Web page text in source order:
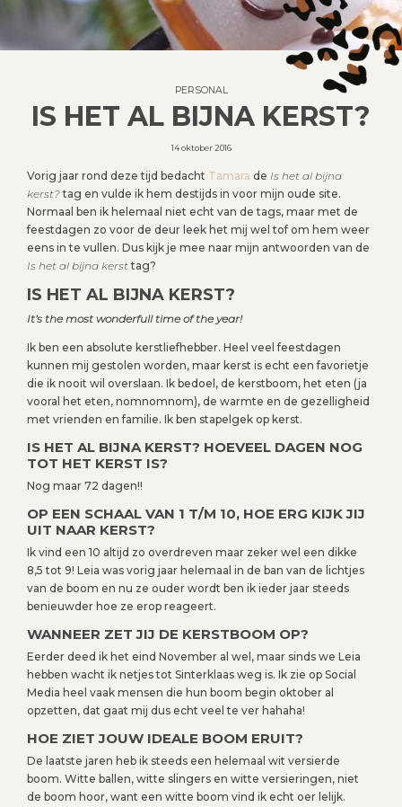
PERSONAL
IS HET AL BIJNA KERST?
14 oktober 2016
Vorig jaar rond deze tijd bedacht Tamara de Is het al bijna
kerst?tag en vulde ik hem destijds in voor mijn oude site.
Normaal ben ik helemaal niet echt van de tags, maar met de
feestdagen zo voor de deur leek het mij wel tof om hem weer
eens in te vullen. Dus kijk je mee naar mijn antwoorden van de
Is het al bijna kersttag?
IS HET AL BIJNA KERST?
It’s the most wonderfull time of the year!
Ik ben een absolute kerstliefhebber. Heel veel feestdagen
kunnen mij gestolen worden, maar kerst is echt een favorietje
die ik nooit wil overslaan. Ik bedoel, de kerstboom, het eten (ja
vooral het eten, nomnomnom), de warmte en de gezelligheid
met vrienden en familie. Ik ben stapelgek op kerst.
IS HET AL BIJNA KERST? HOEVEEL DAGEN NOG
TOT HET KERST IS?
Nog maar 72 dagen!!
OP EEN SCHAAL VAN 1 T/M 10, HOE ERG KIJK JIJ
UIT NAAR KERST?
Ik vind een 10 altijd zo overdreven maar zeker wel een dikke
8,5 tot 9! Leia was vorig jaar helemaal in de ban van de lichtjes
van de boom en nu ze ouder wordt ben ik ieder jaar steeds
benieuwder hoe ze erop reageert.
WANNEER ZET JIJ DE KERSTBOOM OP?
Eerder deed ik het eind November al wel, maar sinds we Leia
hebben wacht ik netjes tot Sinterklaas weg is. Ik zie op Social
Media heel vaak mensen die hun boom begin oktober al
opzetten, dat gaat mij dus echt veel te ver hahaha!
HOE ZIET JOUW IDEALE BOOM ERUIT?
De laatste jaren heb ik steeds een helemaal wit versierde
boom. Witte ballen, witte slingers en witte versieringen, niet
de boom hoor, want een witte boom vind ik echt oer lelijk.